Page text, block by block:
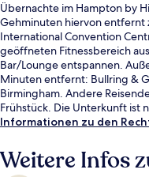
Übernachte im Hampton by
Gehminuten hiervon entfernt
International Convention
geöffneten Fitnessbereich
Bar/Lounge entspannen.
Minuten entfernt: Bullring &
Birmingham. Andere
Frühstück. Die Unterkunft ist
öffentlichen Verkehrsmitteln
(Straßenbahnhaltestelle
Informationen zu den
Weitere Infos